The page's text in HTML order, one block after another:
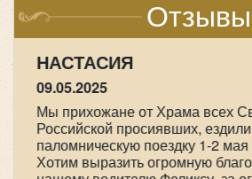
Отзывы
НАСТАСИЯ
09.05.2025
Мы прихожане от Храма всех
Российской просиявших,
паломническую поездку 1-2
Хотим выразить огромную